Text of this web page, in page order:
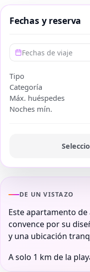
DE UN VISTAZO
Este apartamento
convence por su
y una ubicación
A solo 1 km de la
Fechas y reserva
Fechas de viaje
Tipo
Categoría
Máx. huéspedes
Noches mín.